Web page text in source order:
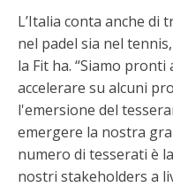
L’Italia conta anche di
nel padel sia nel
la Fit ha. “Siamo
accelerare su alcuni
l'emersione del
emergere la nostra
numero di tesserati è
nostri stakeholders a